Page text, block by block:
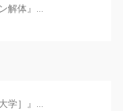
解体』...
学］』...